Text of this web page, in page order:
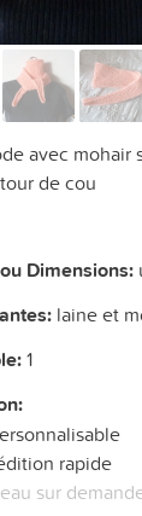
avec mohair
de cou
Dimensions:
laine et
1
rapide
sur